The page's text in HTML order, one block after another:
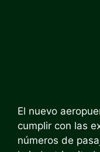
El nuevo
cumplir con las
números de